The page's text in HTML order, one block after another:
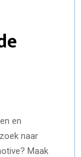
en
naar
Maak